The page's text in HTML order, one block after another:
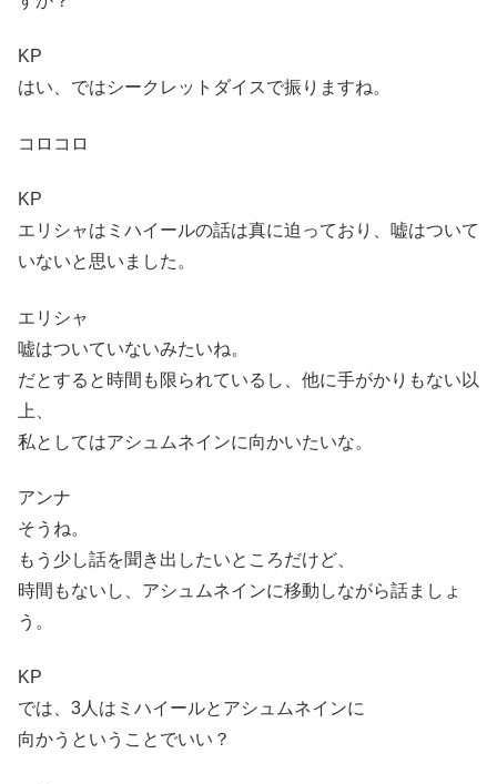
KP
はい、ではシークレットダイスで振りますね。
コロコロ
KP
エリシャはミハイールの話は真に迫っており、嘘はついて
いないと思いました。
エリシャ
嘘はついていないみたいね。
だとすると時間も限られているし、他に手がかりもない以
上、
私としてはアシュムネインに向かいたいな。
アンナ
そうね。
もう少し話を聞き出したいところだけど、
時間もないし、アシュムネインに移動しながら話ましょ
う。
KP
では、3人はミハイールとアシュムネインに
向かうということでいい？